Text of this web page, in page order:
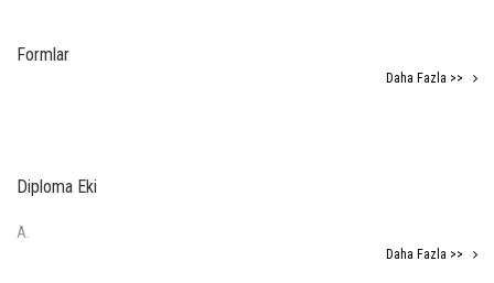
Formlar
Daha Fazla >>
Diploma Eki
A.
Daha Fazla >>